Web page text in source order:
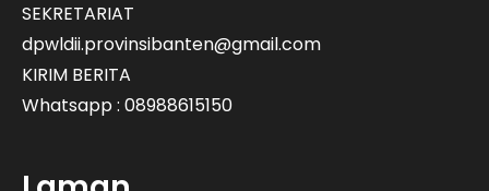
SEKRETARIAT
dpwldii.provinsibanten@gmail.com
KIRIM BERITA
Whatsapp : 08988615150